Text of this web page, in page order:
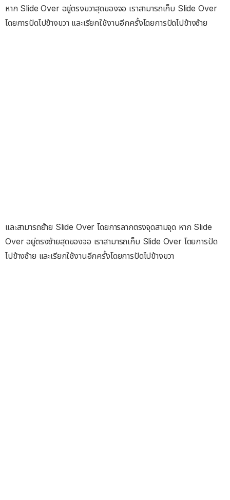
หาก Slide Over อยู่ตรงขวาสุดของจอ เราสามารถเก็บ Slide Over
โดยการปัดไปข้างขวา และเรียกใช้งานอีกครั้งโดยการปัดไปข้างซ้าย
และสามารถย้าย Slide Over โดยการลากตรงจุดสามจุด หาก Slide
Over อยู่ตรงซ้ายสุดของจอ เราสามารถเก็บ Slide Over โดยการปัด
ไปข้างซ้าย และเรียกใช้งานอีกครั้งโดยการปัดไปข้างขวา